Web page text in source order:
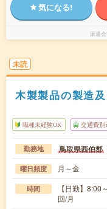
気になる!
派遣会
未読
木製製品の製造
職種未経験OK 交通費別
勤務地 鳥取県西伯郡
曜日頻度 月～金
時間
【日勤】
回/月